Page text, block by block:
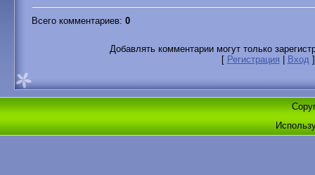
Всего комментариев: 0
Добавлять комментарии могут только
[ Регистрация Вход]